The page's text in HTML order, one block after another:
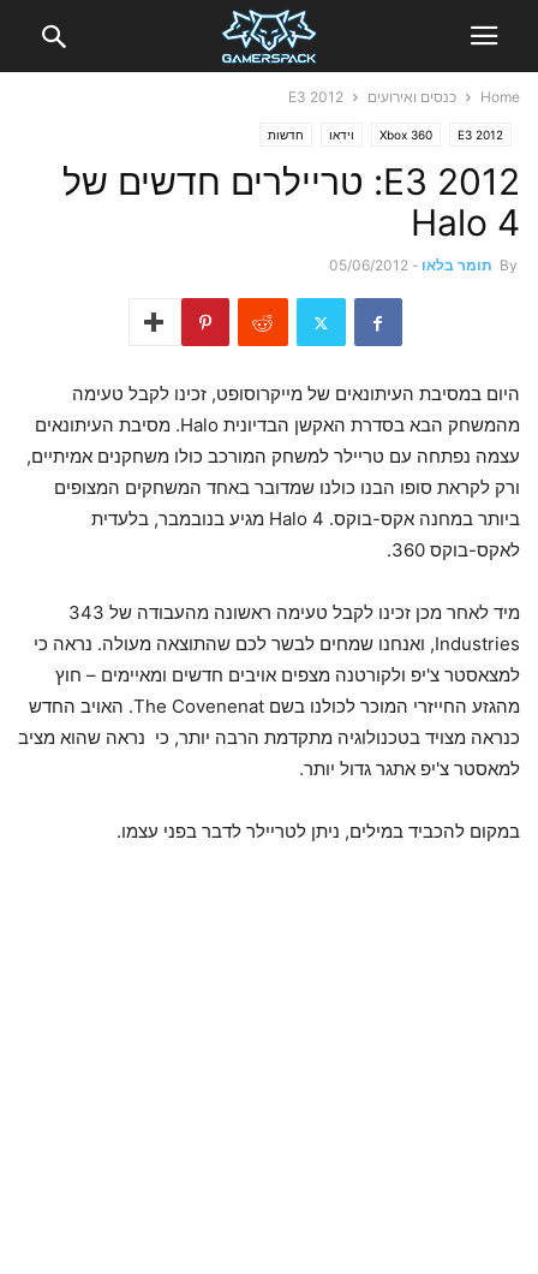
Home כנסים ואירועים E3 2012
E3 2012
Xbox 360 וידאו חדשות
E3 2012: טריילרים חדשים של
Halo 4
By תומר בלאו -
05/06/2012
היום במסיבת העיתונאים של מייקרוסופט, זכינו לקבל טעימה
מהמשחק הבא בסדרת האקשן הבדיונית Halo. מסיבת העיתונאים
עצמה נפתחה עם טריילר למשחק המורכב כולו משחקנים אמיתיים,
ורק לקראת סופו הבנו כולנו שמדובר באחד המשחקים המצופים
ביותר במחנה אקס-בוקס. Halo 4 מגיע בנובמבר, בלעדית
לאקס-בוקס 360.
מיד לאחר מכן זכינו לקבל טעימה ראשונה מהעבודה של 343
Industries, ואנחנו שמחים לבשר לכם שהתוצאה מעולה. נראה כי
למצאסטר צ'יפ ולקורטנה מצפים אויבים חדשים ומאיימים – חוץ
מהגזע החייזרי המוכר לכולנו בשם The Covenenat. האויב החדש
כנראה מצויד בטכנולוגיה מתקדמת הרבה יותר, כי נראה שהוא מציב
למאסטר צ'יפ אתגר גדול יותר.
במקום להכביד במילים, ניתן לטריילר לדבר בפני עצמו.